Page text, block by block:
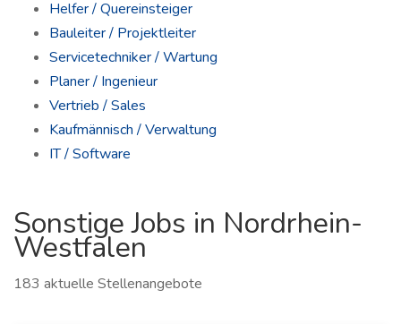
Helfer / Quereinsteiger
Bauleiter / Projektleiter
Servicetechniker / Wartung
Planer / Ingenieur
Vertrieb / Sales
Kaufmännisch / Verwaltung
IT / Software
Sonstige Jobs in Nordrhein-
Westfalen
183 aktuelle Stellenangebote